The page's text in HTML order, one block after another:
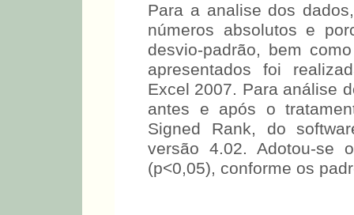
Para a analise dos
números absolutos e
desvio-padrão, bem
apresentados foi
Excel 2007. Para análise
antes e após o
Signed Rank, do
versão 4.02. Adotou-se
(p<0,05), conforme os